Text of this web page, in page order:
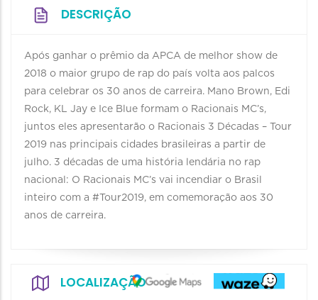
DESCRIÇÃO
Após ganhar o prêmio da APCA de melhor show de
2018 o maior grupo de rap do país volta aos palcos
para celebrar os 30 anos de carreira. Mano Brown, Edi
Rock, KL Jay e Ice Blue formam o Racionais MC’s,
juntos eles apresentarão o Racionais 3 Décadas – Tour
2019 nas principais cidades brasileiras a partir de
julho. 3 décadas de uma história lendária no rap
nacional: O Racionais MC’s vai incendiar o Brasil
inteiro com a #Tour2019, em comemoração aos 30
anos de carreira.
LOCALIZAÇÃO